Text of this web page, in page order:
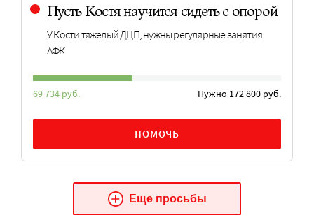
Пусть Костя научится сидеть с опорой
У Кости тяжелый ДЦП, нужны регулярные занятия
АФК
69 734 руб. Нужно 172 800 руб.
ПОМОЧЬ
Еще просьбы